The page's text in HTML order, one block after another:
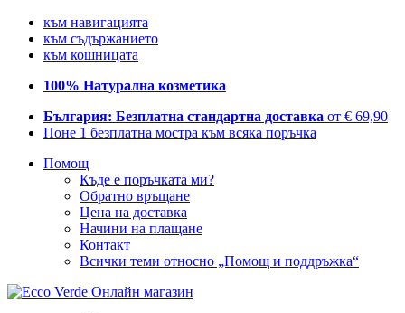
към навигацията
към съдържанието
към кошницата
100% Натурална козметика
България: Безплатна стандартна доставка от € 69,90
Поне 1 безплатна мостра към всяка поръчка
Помощ
Къде е поръчката ми?
Обратно връщане
Цена на доставка
Начини на плащане
Контакт
Всички теми относно „Помощ и поддръжка“